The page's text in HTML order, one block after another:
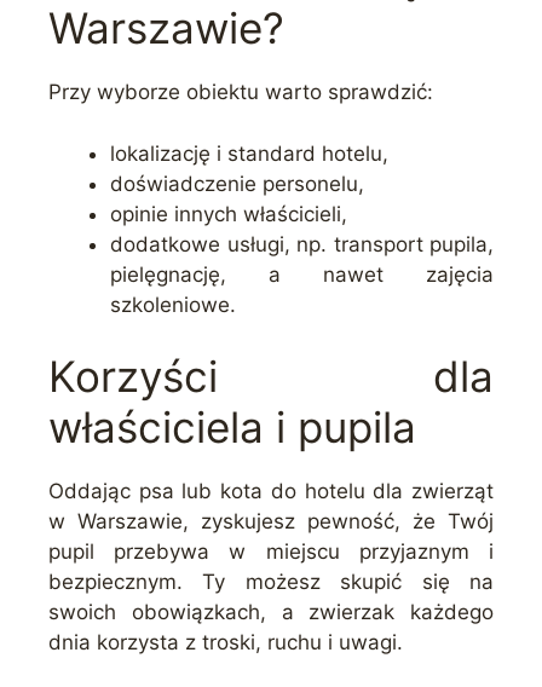
Warszawie?
Przy wyborze obiektu warto sprawdzić:
lokalizację i standard hotelu,
doświadczenie personelu,
opinie innych właścicieli,
dodatkowe usługi, np. transport pupila,
pielęgnację, a nawet zajęcia
szkoleniowe.
Korzyści dla
właściciela i pupila
Oddając psa lub kota do hotelu dla zwierząt
w Warszawie, zyskujesz pewność, że Twój
pupil przebywa w miejscu przyjaznym i
bezpiecznym. Ty możesz skupić się na
swoich obowiązkach, a zwierzak każdego
dnia korzysta z troski, ruchu i uwagi.